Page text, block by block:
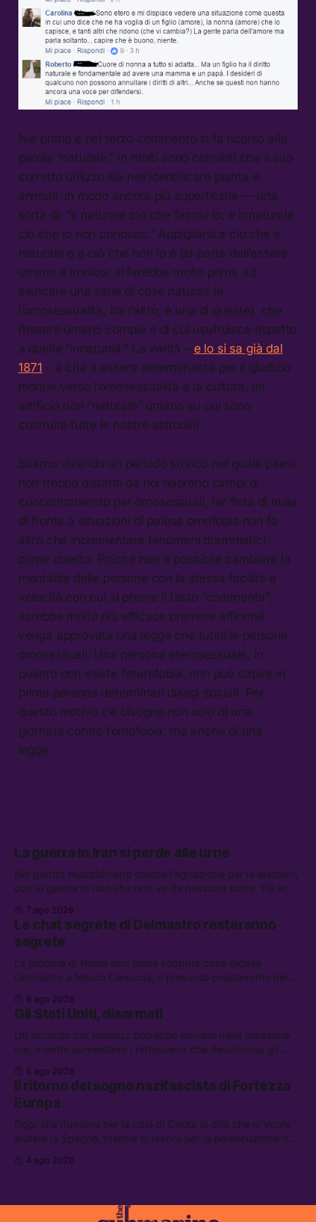
Nel primo e nel terzo commento si fa ricorso alla
parola “naturale.” In molti sono convinti che il suo
corretto utilizzo sia nell’identificare piante e
animali, in modo ancora più superficiale — una
sorta di: “è naturale ciò che faccio io, è innaturale
ciò che io non conosco.” Appigliarsi a ciò che è
naturale e a ciò che non lo è da parte dell’essere
umano è ironico: si farebbe molto prima ad
elencare una serie di cose naturali (e
l’omosessualità, tra l’altro, è una di queste) che
l’essere umano compie e di cui usufruisce rispetto
a quelle “innaturali.” La verità – e lo si sa già dal
1871 – è che a essere determinante per il giudizio
morale verso l’omosessualità è la cultura, un
artificio non “naturale” umano su cui sono
costruite tutte le nostre abitudini.
Stiamo vivendo un periodo storico nel quale paesi
non troppo distanti da noi riaprono campi di
concentramento per omosessuali, far finta di nulla
di fronte a situazioni di palese omofobia non fa
altro che incrementare fenomeni drammatici
come questo. Poiché non è possibile cambiare la
mentalità delle persone con la stessa facilità e
velocità con cui si preme il tasto “commenta”,
sarebbe molto più efficace premere affinché
venga approvata una legge che tuteli le persone
omosessuali. Una persona eterosessuale, in
quanto non esiste l’eterofobia, non può capire in
prima persona determinati disagi sociali. Per
questo motivo c’è bisogno non solo di una
giornata contro l’omofobia, ma anche di una
legge.
La guerra in Iran si perde alle urne
Nel partito repubblicano cresce l’agitazione per le elezioni,
con la guerra in Iran che non va da nessuna parte. Tra le
lavoro, Schlein prova a mettere in sicurezza la coalizione, e
che cos’è lo “Spiralismo,” la religione degli agenti IA
7 ago 2026
Le chat segrete di Delmastro resteranno
segrete
La procura di Roma non potrà scoprire cosa diceva
Delmastro a Mauro Caroccia, il presunto prestanome del
attacchi in Libano, il governo chiederà 36 miliardi di
flessibilità in armi e energia, e Grokipedia è già stata
abbandonata
6 ago 2026
Gli Stati Uniti, disarmati
Un accordo per Hormuz potrebbe arrivare nelle prossime
ore, mentre aumentano i retroscena che descrivono gli
chi aspetta i dispersi di Ceuta, il boom dei carburanti
diluiti, e quanti attivisti anti data center sono stati arrestati
5 ago 2026
Il ritorno del sogno nazifascista di Fortezza
Europa
Oggi alla riunione per la crisi di Ceuta si dirà che si vuole
aiutare la Spagna, mentre si lavora per la persecuzione dei
spontanei a Gaza, un giovane di 19 anni è morto sotto il
4 ago 2026